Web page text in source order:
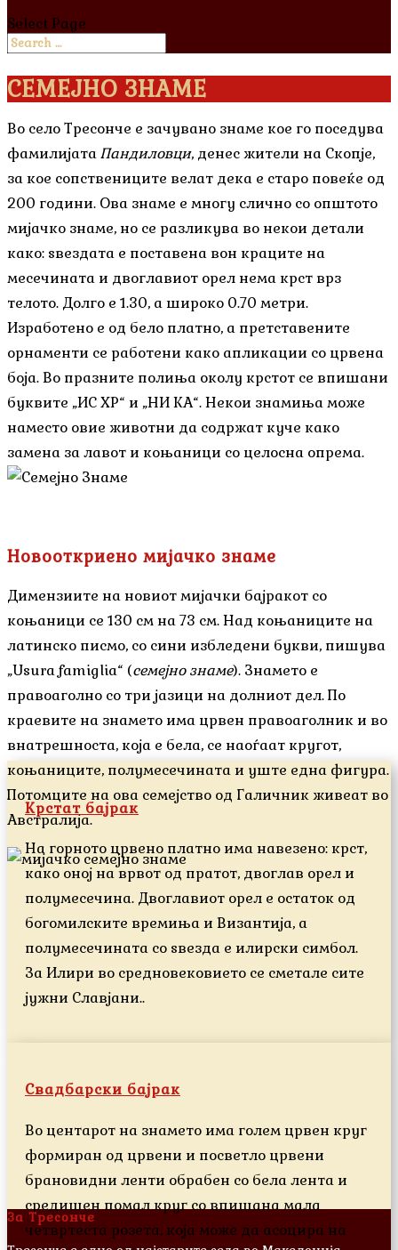
Select Page
СЕМЕЈНО ЗНАМЕ
Во село Тресонче е зачувано знаме кое го поседува
фамилијатаПандиловци, денес жители на Скопје,
за кое сопствениците велат дека е старо повеќе од
200 години. Ова знаме е многу слично со општото
мијачко знаме, но се разликува во некои детали
како: ѕвездата е поставена вон краците на
месечината и двоглавиот орел нема крст врз
телото. Долго е 1.30, а широко 0.70 метри.
Изработено е од бело платно, а претставените
орнаменти се работени како апликации со црвена
боја. Во празните полиња околу крстот се впишани
буквите „ИС ХР“ и „НИ КА“. Некои знамиња може
наместо овие животни да содржат куче како
замена за лавот и коњаници со целосна опрема.
Новооткриено мијачко знаме
Димензиите на новиот мијачки бајракот со
коњаници се 130 см на 73 см. Над коњаниците на
латинско писмо, со сини избледени букви, пишува
„Usura famiglia“ (семејно знаме). Знамето е
правоаголно со три јазици на долниот дел. По
краевите на знамето има црвен правоаголник и во
внатрешноста, која е бела, се наоѓаат кругот,
коњаниците, полумесечината и уште една фигура.
Потомците на ова семејство од Галичник живеат во
Австралија.
Крстат бајрак
На горното црвено платно има навезено: крст,
како оној на врвот од пратот, двоглав орел и
полумесечина. Двоглавиот орел е остаток од
богомилските времиња и Византија, а
полумесечината со ѕвезда е илирски симбол.
За Илири во средновековието се сметале сите
јужни Славјани..
Свадбарски бајрак
Во центарот на знамето има голем црвен круг
формиран од црвени и посветло црвени
брановидни ленти обрабен со бела лента и
средишен помал круг со впишана мала
четвртеста розета, која може да асоцира на
За Тресонче